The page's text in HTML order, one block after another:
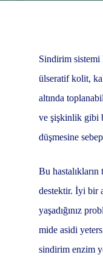
Sindirim sistemi
ülseratif kolit,
altında
ve şişkinlik gibi
düşmesine
Bu
destektir. İyi bir
yaşadığınız
mide asidi
sindirim enzim